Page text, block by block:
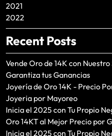
2021
2022
Recent Posts
Vende Oro de 14K con
Garantiza tus Ganancias
Joyería de Oro 14K - Precio
Joyeria por Mayoreo
Inicia el 2025 con Tu Propio
Oro 14KT al Mejor Precio por
Inicia el 2025 con Tu Propio